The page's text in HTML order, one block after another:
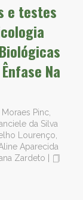
e testes
Na
Pinc,
da Silva
Lourenço,
Aparecida
Zardeto